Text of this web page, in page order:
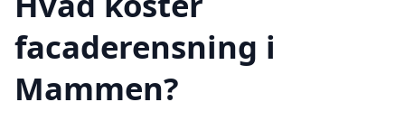
facaderensning i
Mammen?